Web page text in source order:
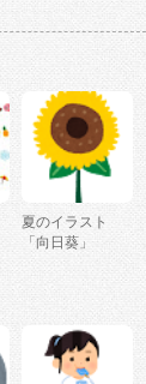
夏のイラスト
「向日葵」